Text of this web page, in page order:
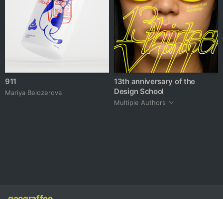
911
Mariya Belozerova
13th anniversary of the
Design School
Multiple Authors